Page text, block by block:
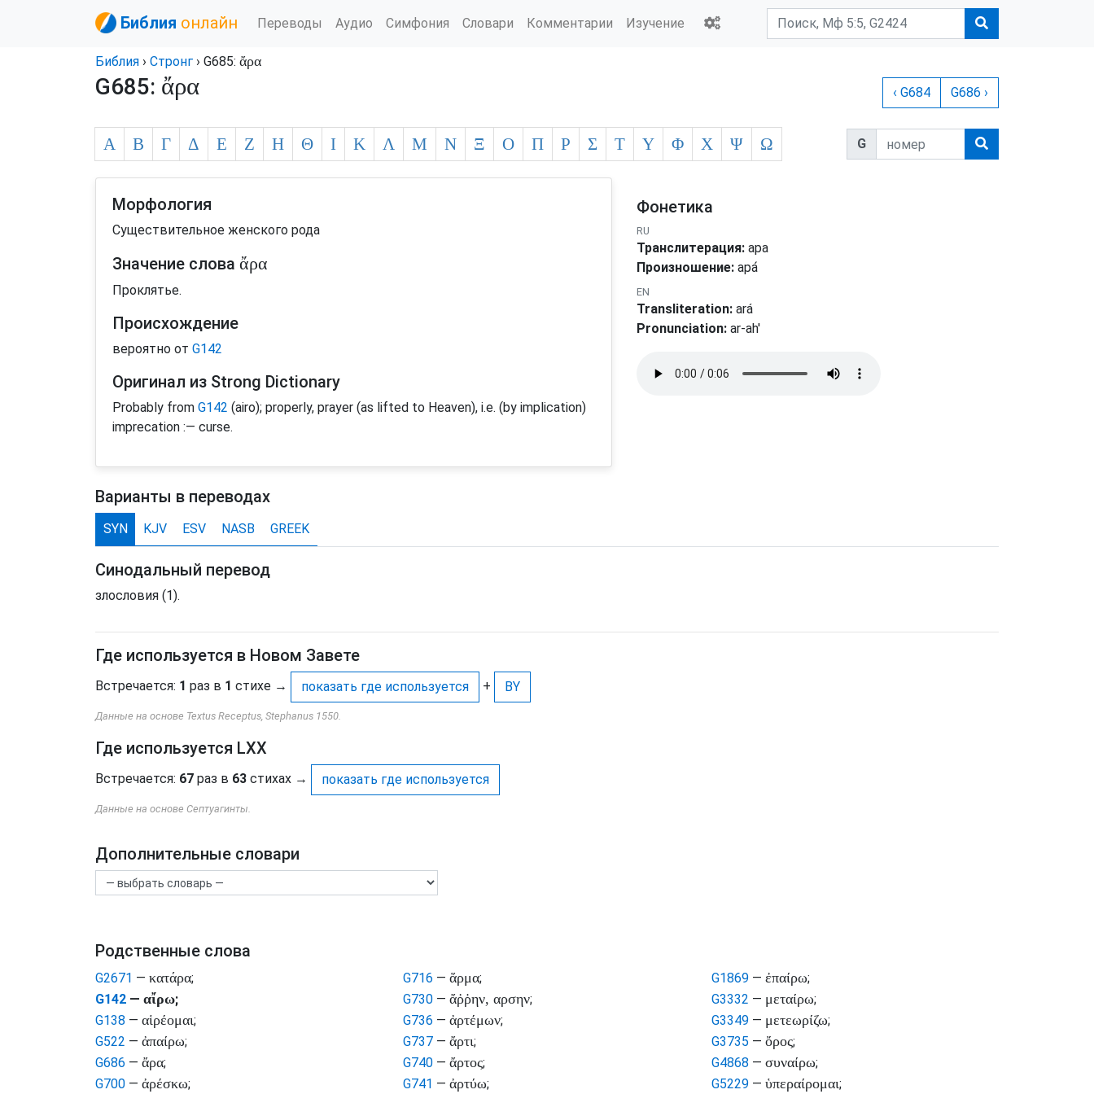
Библия онлайн Переводы Аудио Симфония Словари Комментарии Изучение
Библия › Стронг › G685: ἄρα
G685: ἄρα ‹ G684 G686 ›
Α Β Γ Δ Ε Ζ Η Θ Ι Κ Λ Μ Ν Ξ Ο Π Ρ Σ Τ Υ Φ Χ Ψ Ω G
Морфология
Существительное женского рода
Значение слова ἄρα
Проклятье.
Происхождение
вероятно от G142
Оригинал из Strong Dictionary
Probably from G142 (airo); properly, prayer (as lifted to Heaven), i.e. (by implication)
imprecation :— curse.
Фонетика
RU
Транслитерация: ара
Произношение: ара́
EN
Transliteration: ará
Pronunciation: ar-ah'
Варианты в переводах
SYN KJV ESV NASB GREEK
Синодальный перевод
злословия (1).
Где используется в Новом Завете
Встречается: 1 раз в 1 стихе → показать где используется + BY
Данные на основе Textus Receptus, Stephanus 1550.
Где используется LXX
Встречается: 67 раз в 63 стихах → показать где используется
Данные на основе Септуагинты.
Дополнительные словари
Родственные слова
G2671 — κατάρα;
G142 — αἴρω;
G138 — αἱρέομαι;
G522 — ἀπαίρω;
G686 — ἄρα;
G700 — ἀρέσκω;
G716 —ἅρμα;
G730 —ἄῤῥην, αρσην;
G736 —ἀρτέμων;
G737 —ἄρτι;
G740 —ἄρτος;
G741 —ἀρτύω;
G1869— ἐπαίρω;
G3332 — μεταίρω;
G3349— μετεωρίζω;
G3735 — ὄρος;
G4868— συναίρω;
G5229— ὑπεραίρομαι;